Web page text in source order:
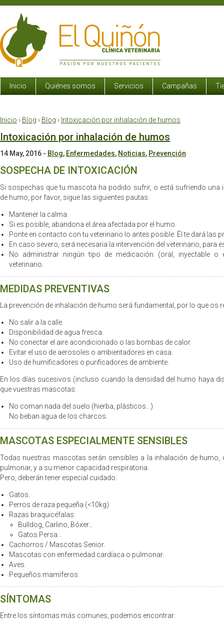
Inicio Quiénes somos Servicios Campañas
Inicio › Blog › Blog › Intoxicación por inhalación de humos
Intoxicación por inhalación de humos
14 May, 2016 - Blog, Enfermedades, Noticias, Prevención
SOSPECHA DE INTOXICACIÓN
Si sospechas que tu mascota ha podido sufrir, o está sufriendo una
de humo, por favor, sigue las siguientes pautas:
Mantener la calma.
Si es posible, abandona el área afectada por el humo.
Ponte en contacto con tu veterinario lo antes posible. Él te dará las
En caso severo, será necesaria la intervención del veterinario, para
No administrar ningún tipo de medicación (oral, inyectable o
veterinario.
MEDIDAS PREVENTIVAS
La prevención de inhalación de humo será fundamental, por lo que os
No salir a la calle.
Disponibilidad de agua fresca.
No conectar el aire acondicionado o las bombas de calor.
Evitar el uso de aerosoles o ambientadores en casa.
Uso de humificadores o purificadores de ambiente.
En los días sucesivos (incluso cuando la densidad del humo haya
que vuestras mascotas:
No coman nada del suelo (hierba, plásticos…)
No beban agua de los charcos.
MASCOTAS ESPECIALMENTE SENSIBLES
Todas nuestras mascotas serán sensibles a la inhalación de
pulmonar, y a su menor capacidad respiratoria.
Pero, deberán tener especial cuidado:
Gatos.
Perros de raza pequeña (<10kg).
Razas braquicéfalas:
Bulldog, Carlino, Bóxer…
Gatos Persa…
Cachorros / Mascotas Senior.
Mascotas con enfermedad cardíaca o pulmonar.
Aves.
Pequeños mamíferos.
SÍNTOMAS
Entre los síntomas más comunes, podemos encontrar: